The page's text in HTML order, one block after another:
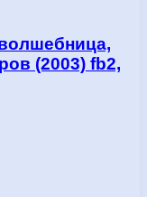
(2003) fb2,